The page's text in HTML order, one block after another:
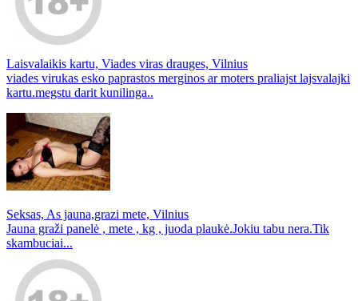
Laisvalaikis kartu, Viades viras drauges, Vilnius
viades virukas esko paprastos merginos ar moters praliajst lajsvalajki
kartu.megstu darit kunilinga..
Seksas, As jauna,grazi mete, Vilnius
Jauna graži panelė , mete , kg , juoda plaukė.Jokiu tabu nera.Tik
skambuciai...